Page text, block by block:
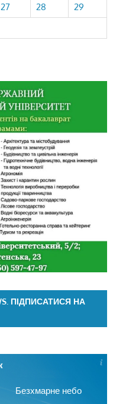
27 28
29
ПІДПИСАТИСЯ НА
Безхмарне небо